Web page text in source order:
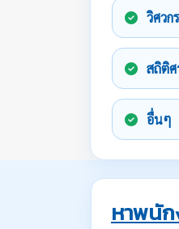
วิศวก
สถิติ
อื่นๆ
หาพนัก